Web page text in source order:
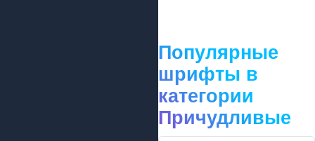
Популярные
шрифты в
категории
Причудливые